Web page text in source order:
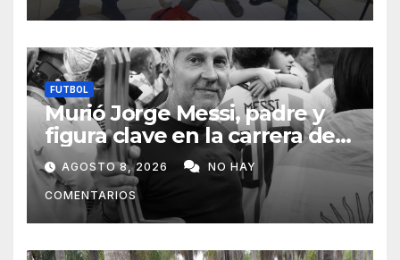
FUTBOL
Murió Jorge Messi, padre y
figura clave en la carrera de
Lionel Messi
AGOSTO 8, 2026 NO HAY
COMENTARIOS